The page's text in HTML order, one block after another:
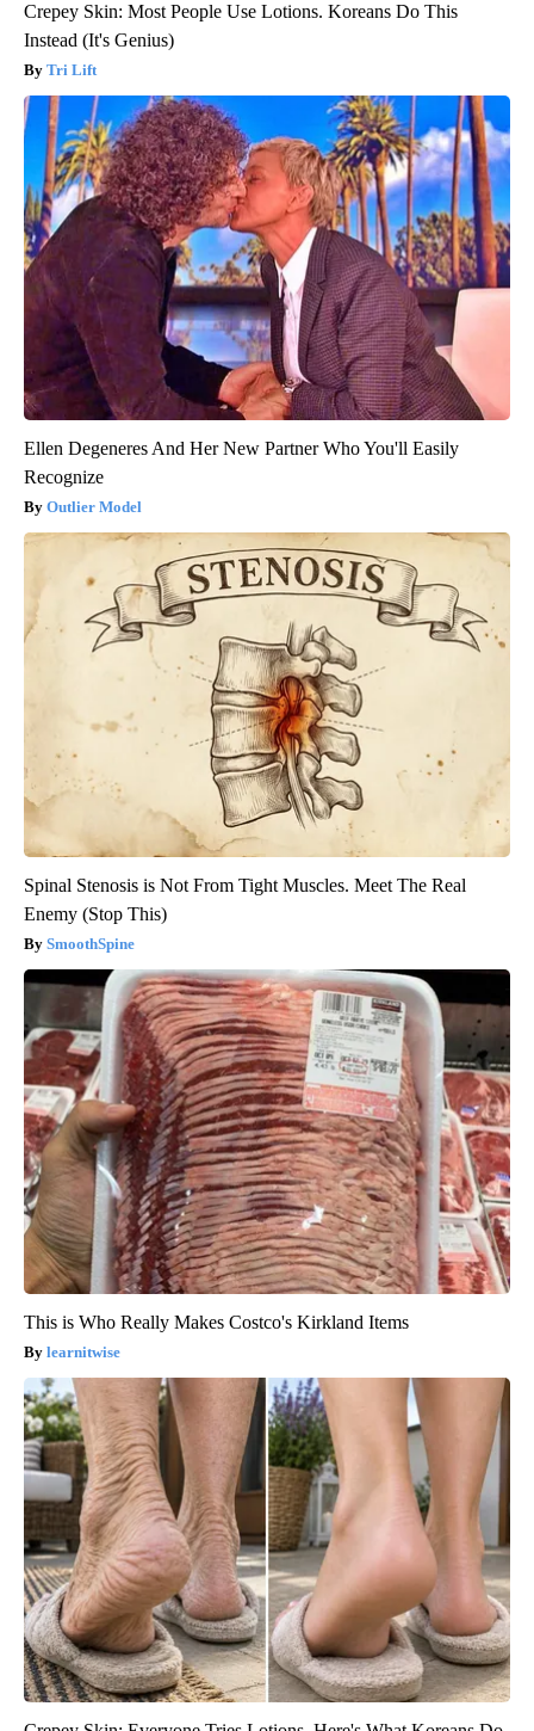
Crepey Skin: Most People Use Lotions. Koreans Do This
Instead (It's Genius)
Tri Lift
Ellen Degeneres And Her New Partner Who You'll Easily
Recognize
Outlier Model
Spinal Stenosis is Not From Tight Muscles. Meet The Real
Enemy (Stop This)
SmoothSpine
This is Who Really Makes Costco's Kirkland Items
learnitwise